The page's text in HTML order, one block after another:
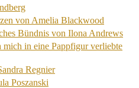
von Amelia Blackwood
Bündnis von Ilona Andrews
in eine Pappfigur verliebte
Regnier
Poszanski